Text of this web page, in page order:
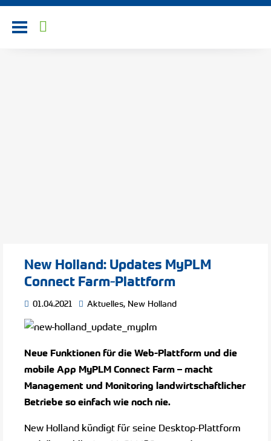
New Holland: Updates MyPLM
Connect Farm-Plattform
01.04.2021 Aktuelles, New Holland
Neue Funktionen für die Web-Plattform und die
mobile App MyPLM Connect Farm – macht
Management und Monitoring landwirtschaftlicher
Betriebe so einfach wie noch nie.
New Holland kündigt für seine Desktop-Plattform